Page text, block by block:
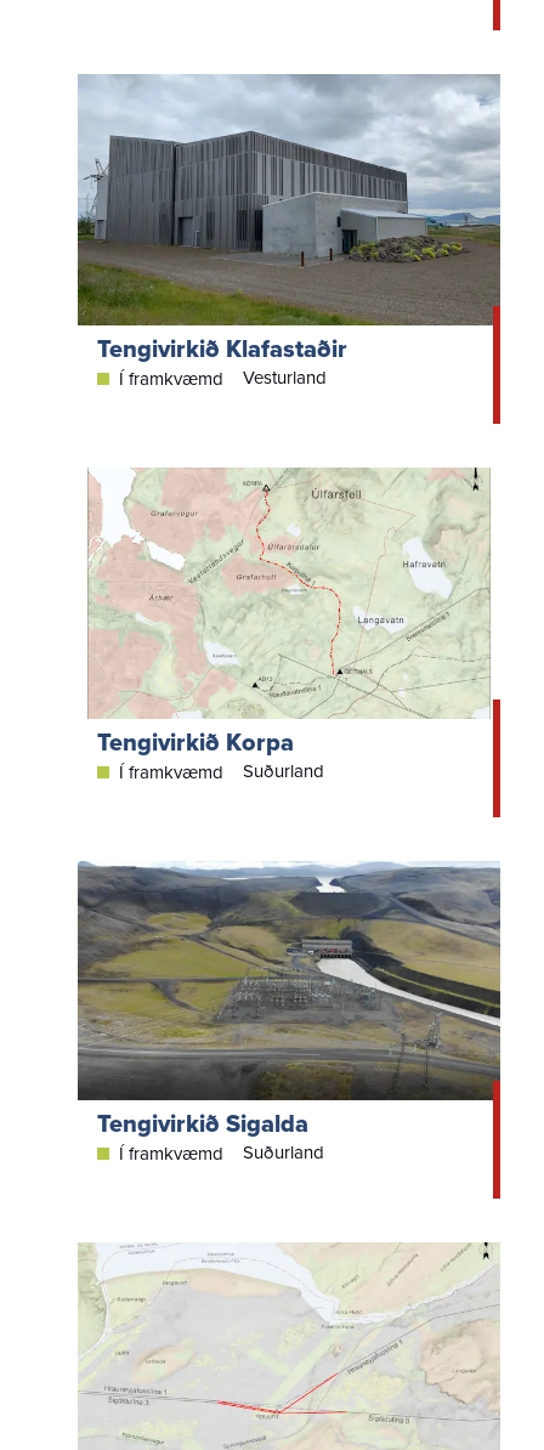
Tengivirkið Klafastaðir
Í framkvæmd Vesturland
Tengivirkið Korpa
Í framkvæmd Suðurland
Tengivirkið Sigalda
Í framkvæmd Suðurland